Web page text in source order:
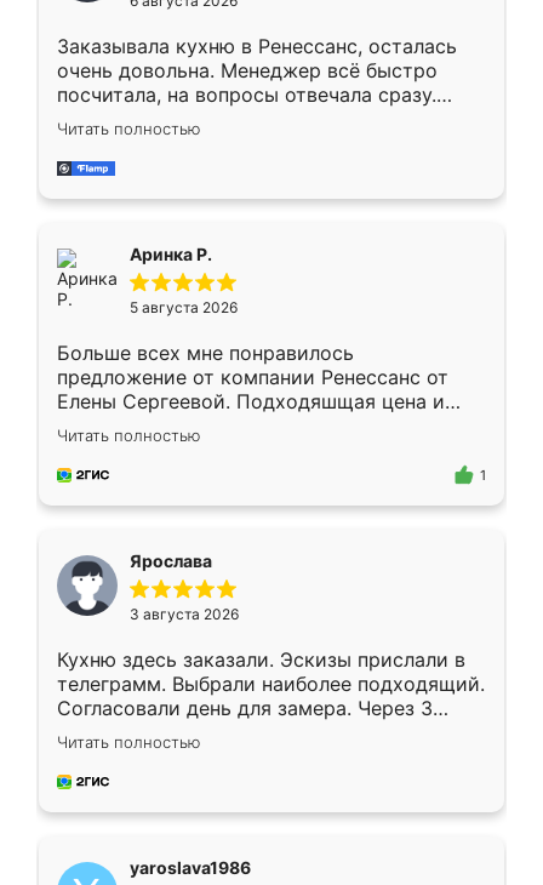
мебели буду заказывать только здесь.
Заказывала кухню в Ренессанс, осталась
очень довольна. Менеджер всё быстро
посчитала, на вопросы отвечала сразу.
Замерщик приехал в субботу, подошёл к
делу со всей ответственностью. Собрали
за день, ребята работали аккуратно, даже
Читать полностью
Аринка Р.
5 августа 2026
Больше всех мне понравилось
предложение от компании Ренессанс от
Елены Сергеевой. Подходяшщая цена и
короткие сроки изготовления. Приехавший
для замера сотрудник Владислав
предложил по моему эскизу самый
Читать полностью
1
Ярослава
3 августа 2026
Кухню здесь заказали. Эскизы прислали в
телеграмм. Выбрали наиболее подходящий.
Согласовали день для замера. Через 3
недели кухня была уже готова. Остались
довольны работой. Спасибо Ренессанс
мебель за качественную работу!
Читать полностью
yaroslava1986